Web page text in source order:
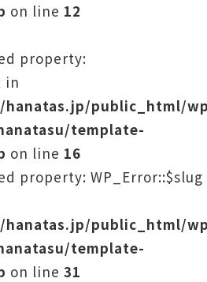
on line 12
property:
in
hanatas.jp/public_html/
template-
on line 16
property: WP_Error::$slug
hanatas.jp/public_html/
template-
on line 31